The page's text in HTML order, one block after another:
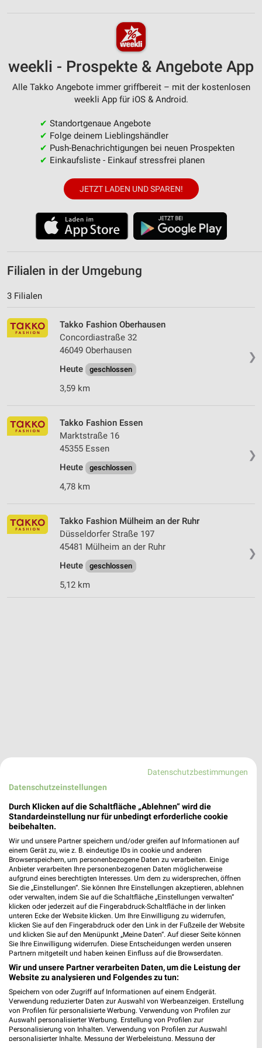
weekli - Prospekte & Angebote App
Alle Takko Angebote immer griffbereit – mit der kostenlosen
weekli App für iOS & Android.
✔ Standortgenaue Angebote
✔ Folge deinem Lieblingshändler
✔ Push-Benachrichtigungen bei neuen Prospekten
✔ Einkaufsliste - Einkauf stressfrei planen
JETZT LADEN UND SPAREN!
Filialen in der Umgebung
3 Filialen
❯
Takko Fashion Oberhausen
Concordiastraße 32
46049 Oberhausen
Heute
geschlossen
3,59 km
❯
Takko Fashion Essen
Marktstraße 16
45355 Essen
Heute
geschlossen
4,78 km
❯
Takko Fashion Mülheim an der Ruhr
Düsseldorfer Straße 197
45481 Mülheim an der Ruhr
Heute
geschlossen
5,12 km
Adresse, Öffnungszeiten und Route für die
Takko Fashion Filiale in Mülheim an der
Ruhr
Egal ob Adresse, Öffnungszeiten oder Route, hier findest Du
alles zur Takko Fashion Filiale in Mülheim an der Ruhr. Die
aktuellsten Angebote kannst Du Dir in den neuesten
Prospekten anschauen. Wenn Du ein schönes Schnäppchen
gefunden hast, kannst Du über die Routen-Funktion den
schnellsten Weg zu Deiner Lieblings-Filiale von Takko finden.
Mode & Bekleidung Angebote für Mülheim
(Ruhr) und Umgebung
13 Prospekte
Tchibo Tchibo
Datenschutzbestimmungen
Datenschutzeinstellungen
Durch Klicken auf die Schaltfläche „Ablehnen“ wird die
Standardeinstellung nur für unbedingt erforderliche cookie
beibehalten.
Wir und unsere Partner speichern und/oder greifen auf Informationen auf
einem Gerät zu, wie z. B. eindeutige IDs in cookie und anderen
Browserspeichern, um personenbezogene Daten zu verarbeiten. Einige
Anbieter verarbeiten Ihre personenbezogenen Daten möglicherweise
aufgrund eines berechtigten Interesses. Um dem zu widersprechen, öffnen
Sie die „Einstellungen“. Sie können Ihre Einstellungen akzeptieren, ablehnen
oder verwalten, indem Sie auf die Schaltfläche „Einstellungen verwalten“
klicken oder jederzeit auf die Fingerabdruck-Schaltfläche in der linken
unteren Ecke der Website klicken. Um Ihre Einwilligung zu widerrufen,
klicken Sie auf den Fingerabdruck oder den Link in der Fußzeile der Website
und klicken Sie auf den Menüpunkt „Meine Daten“. Auf dieser Seite können
Sie Ihre Einwilligung widerrufen. Diese Entscheidungen werden unseren
Partnern mitgeteilt und haben keinen Einfluss auf die Browserdaten.
Wir und unsere Partner verarbeiten Daten, um die Leistung der
Website zu analysieren und Folgendes zu tun:
Speichern von oder Zugriff auf Informationen auf einem Endgerät.
Verwendung reduzierter Daten zur Auswahl von Werbeanzeigen. Erstellung
von Profilen für personalisierte Werbung. Verwendung von Profilen zur
Auswahl personalisierter Werbung. Erstellung von Profilen zur
Personalisierung von Inhalten. Verwendung von Profilen zur Auswahl
personalisierter Inhalte. Messung der Werbeleistung. Messung der